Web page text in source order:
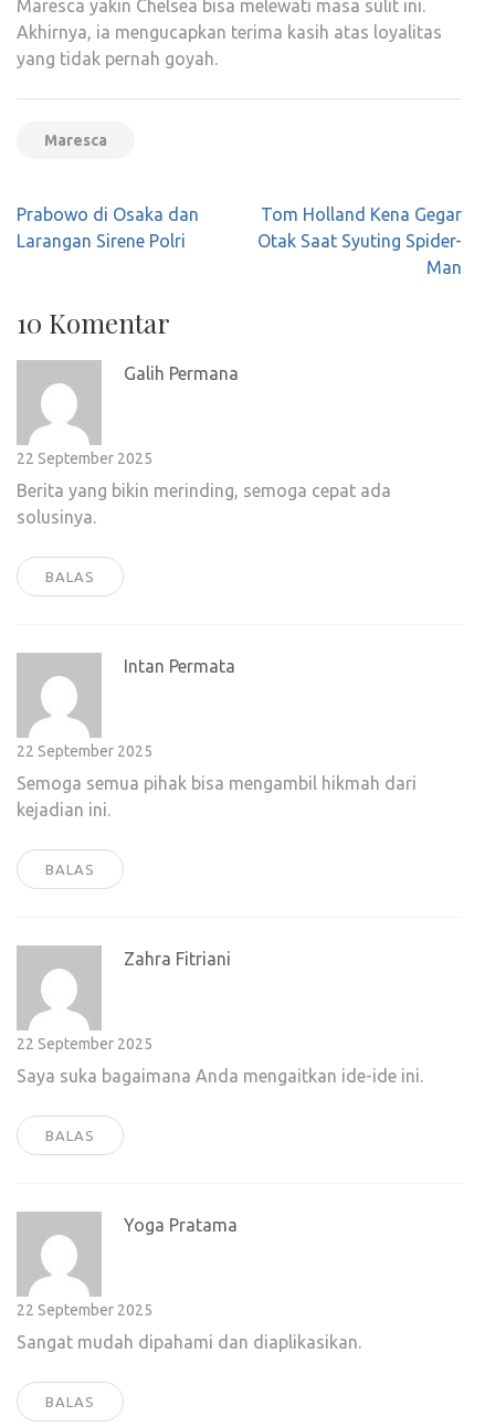
Maresca yakin Chelsea bisa melewati masa sulit ini.
Akhirnya, ia mengucapkan terima kasih atas loyalitas
yang tidak pernah goyah.
Maresca
Navigasi
pos
Prabowo di Osaka dan
Larangan Sirene Polri
Tom Holland Kena Gegar
Otak Saat Syuting Spider-
Man
10 Komentar
Galih Permana
22 September 2025
Berita yang bikin merinding, semoga cepat ada
solusinya.
BALAS
Intan Permata
22 September 2025
Semoga semua pihak bisa mengambil hikmah dari
kejadian ini.
BALAS
Zahra Fitriani
22 September 2025
Saya suka bagaimana Anda mengaitkan ide-ide ini.
BALAS
Yoga Pratama
22 September 2025
Sangat mudah dipahami dan diaplikasikan.
BALAS